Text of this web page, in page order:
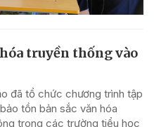
truyền thống vào
đã tổ chức chương trình tập
tồn bản sắc văn hóa
trong các trường tiểu học